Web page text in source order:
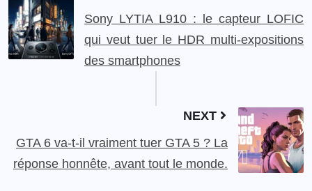
Sony LYTIA L910 : le capteur LOFIC
qui veut tuer le HDR multi‑expositions
des smartphones
NEXT
GTA 6 va-t-il vraiment tuer GTA 5 ? La
réponse honnête, avant tout le monde.